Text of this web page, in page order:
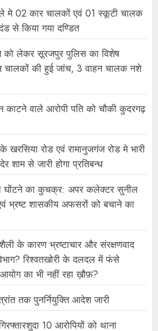
मे 02 कार चालकों एवं 01 स्कूटी चालक
से किया गया दण्डित
को लेकर सूरजपुर पुलिस का विशेष
चालकों की हुई जांच, 3 वाहन चालक नशे
काटने वाले आरोपी पति को चौकी कुदरगढ़
खरसिया रोड एवं रामानुजगंज रोड मे भारी
से जारी होगा प्रतिबन्ध
घोंटने का कुचक्र: अपर कलेक्टर सुनील
भ्रष्ट शासकीय अफसरों को बचाने का
के कारण भ्रष्टाचार और संरक्षणवाद
रिश्वतखोरी के दलदल में फंसे
का भी नहीं रहा ख़ौफ़?
तक पुनर्नियुक्ति आदेश जारी
10 आरोपियों को थाना